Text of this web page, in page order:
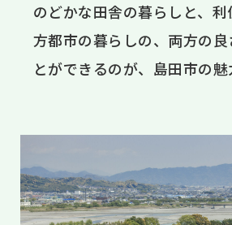
のどかな田舎の暮らしと、
方都市の暮らしの、両方の
とができるのが、島田市の魅